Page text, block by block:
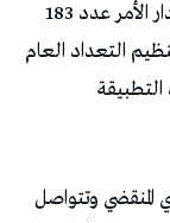
الفترة جانفي-أفريل 2024 وتضمنت خاصة إصدار الأمر عدد 183
2024 والمتعلق بتنظيم التعداد العام
المنقضي وتتواصل